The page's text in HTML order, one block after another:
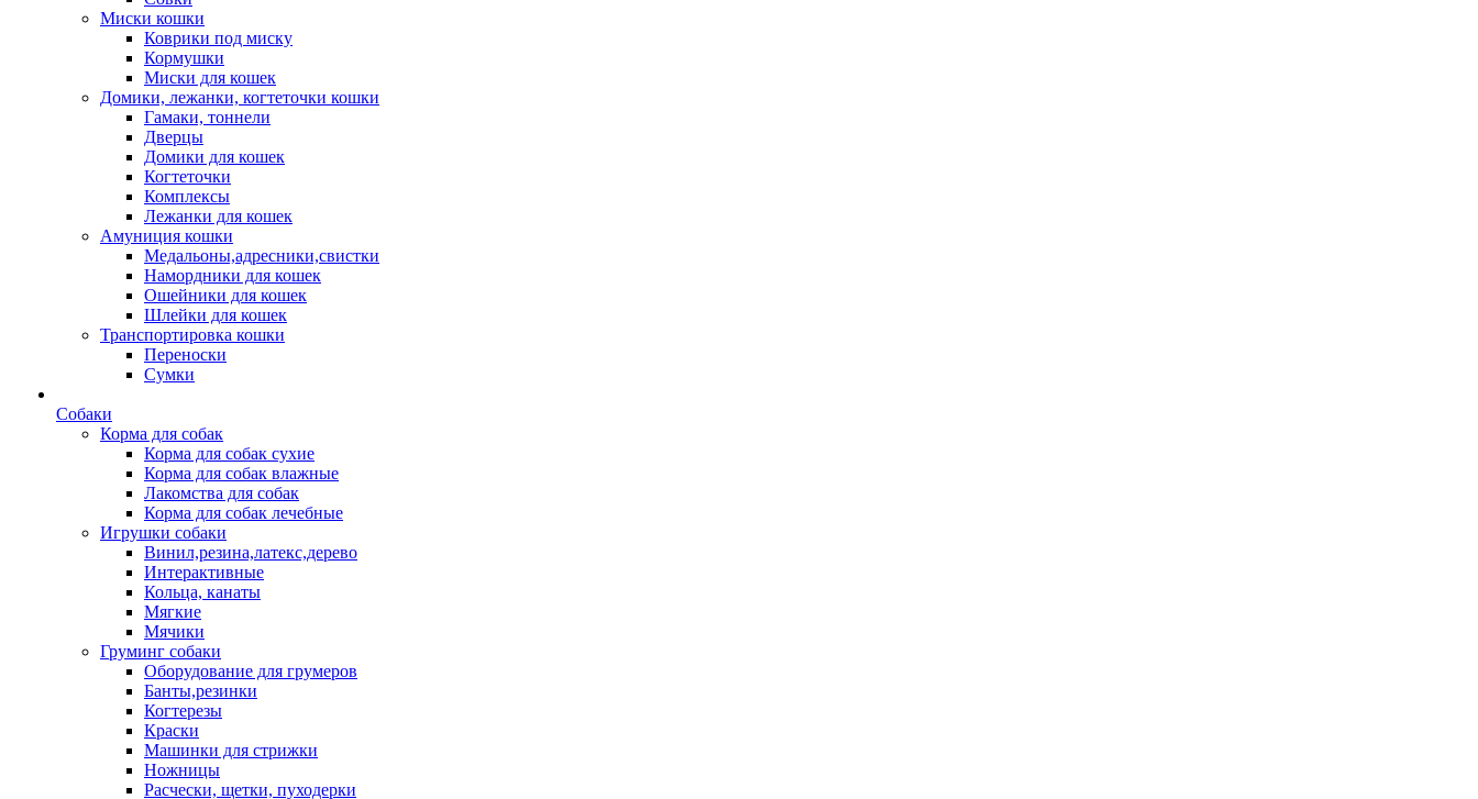
Миски кошки
Коврики под миску
Кормушки
Миски для кошек
Домики, лежанки, когтеточки кошки
Гамаки, тоннели
Дверцы
Домики для кошек
Когтеточки
Комплексы
Лежанки для кошек
Амуниция кошки
Медальоны,адресники,свистки
Намордники для кошек
Ошейники для кошек
Шлейки для кошек
Транспортировка кошки
Переноски
Сумки
Собаки
Корма для собак
Корма для собак сухие
Корма для собак влажные
Лакомства для собак
Корма для собак лечебные
Игрушки собаки
Винил,резина,латекс,дерево
Интерактивные
Кольца, канаты
Мягкие
Мячики
Груминг собаки
Оборудование для грумеров
Банты,резинки
Когтерезы
Краски
Машинки для стрижки
Ножницы
Расчески, щетки, пуходерки